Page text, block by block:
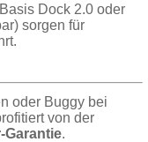
Dock 2.0 oder
sorgen für
oder Buggy bei
von der
Garantie.